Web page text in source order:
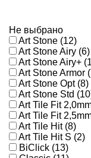
Не выбрано
Art Stone (12)
Art Stone Airy (6)
Art Stone Airy+
Art Stone Armor
Art Stone Opt (8)
Art Stone Std
Art Tile Fit
Art Tile Fit
Art Tile Hit (8)
Art Tile Hit S (2)
BiClick (13)